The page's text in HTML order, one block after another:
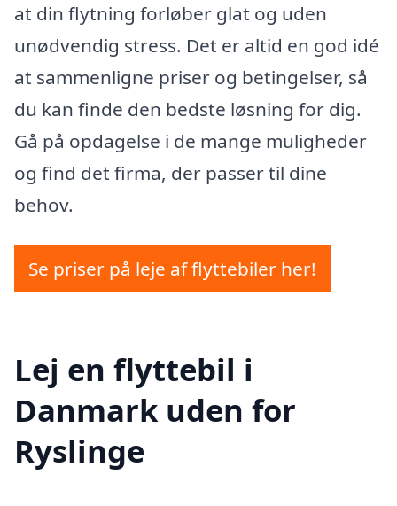
at din flytning forløber glat og uden
unødvendig stress. Det er altid en god idé
at sammenligne priser og betingelser, så
du kan finde den bedste løsning for dig.
Gå på opdagelse i de mange muligheder
og find det firma, der passer til dine
behov.
Se priser på leje af flyttebiler her!
Lej en flyttebil i
Danmark uden for
Ryslinge